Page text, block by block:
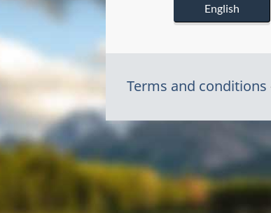
English
Terms and conditions